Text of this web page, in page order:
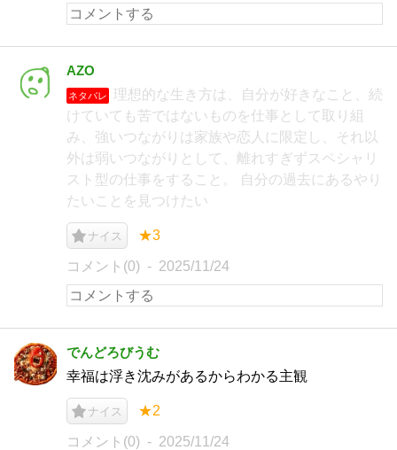
AZO
ネタバレ
理想的な生き方は、自分が好きなこと、続
けていても苦ではないものを仕事として取り組
み、強いつながりは家族や恋人に限定し、それ以
外は弱いつながりとして、離れすぎずスペシャリ
スト型の仕事をすること。 自分の過去にあるやり
たいことを見つけたい
ナイス ★3
コメント(0) 2025/11/24
でんどろびうむ
幸福は浮き沈みがあるからわかる主観
ナイス ★2
コメント(0) 2025/11/24